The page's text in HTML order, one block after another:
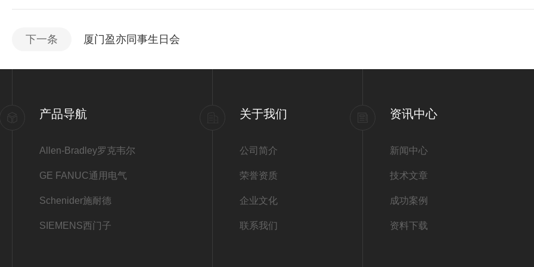
下一条 厦门盈亦同事生日会
产品导航
Allen-Bradley罗克韦尔
GE FANUC通用电气
Schenider施耐德
SIEMENS西门子
关于我们
公司简介
荣誉资质
企业文化
联系我们
资讯中心
新闻中心
技术文章
成功案例
资料下载